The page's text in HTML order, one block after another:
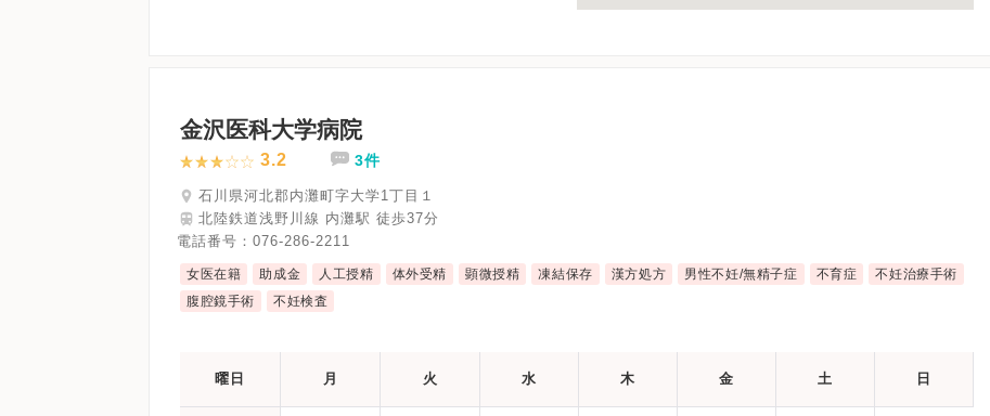
金沢医科大学病院
3.2 3件
石川県河北郡内灘町字大学1丁目１
北陸鉄道浅野川線 内灘駅 徒歩37分
電話番号： 076-286-2211
女医在籍 助成金 人工授精 体外受精 顕微授精 凍結保存 漢方処方 男性不妊/無精子症 不育症
不妊治療手術
腹腔鏡手術
不妊検査
曜日 月 火 水 木 金 土 日